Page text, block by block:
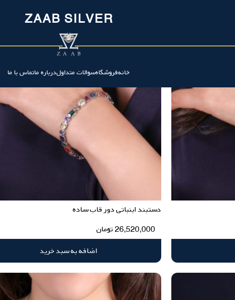
ZAAB SILVER
خانهفروشگاهسوالات متداولدرباره ماتماس با ما
دستبند ابنباتی دور قاب ساده
26,520,000تومان
اضافه به سبد خرید